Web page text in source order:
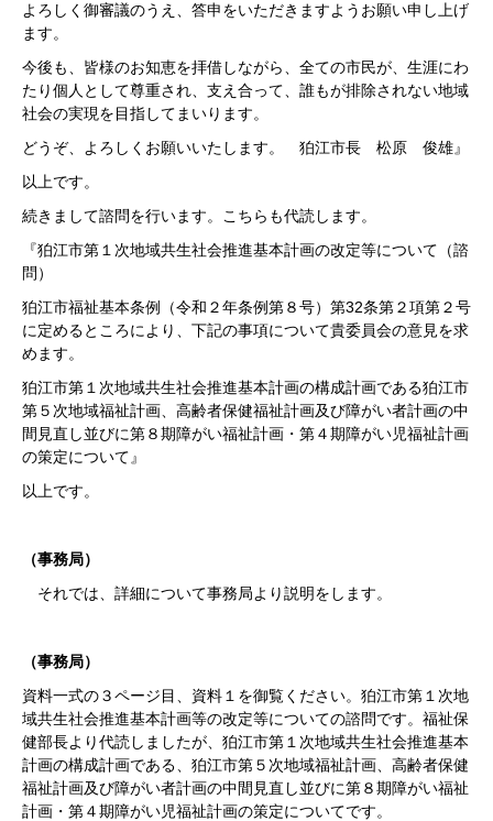
よろしく御審議のうえ、答申をいただきますようお願い申し上げ
ます。
今後も、皆様のお知恵を拝借しながら、全ての市民が、生涯にわ
たり個人として尊重され、支え合って、誰もが排除されない地域
社会の実現を目指してまいります。
どうぞ、よろしくお願いいたします。 狛江市長 松原 俊雄』
以上です。
続きまして諮問を行います。こちらも代読します。
『狛江市第１次地域共生社会推進基本計画の改定等について（諮
問）
狛江市福祉基本条例（令和２年条例第８号）第32条第２項第２号
に定めるところにより、下記の事項について貴委員会の意見を求
めます。
狛江市第１次地域共生社会推進基本計画の構成計画である狛江市
第５次地域福祉計画、高齢者保健福祉計画及び障がい者計画の中
間見直し並びに第８期障がい福祉計画・第４期障がい児福祉計画
の策定について』
以上です。
（事務局）
それでは、詳細について事務局より説明をします。
（事務局）
資料一式の３ページ目、資料１を御覧ください。狛江市第１次地
域共生社会推進基本計画等の改定等についての諮問です。福祉保
健部長より代読しましたが、狛江市第１次地域共生社会推進基本
計画の構成計画である、狛江市第５次地域福祉計画、高齢者保健
福祉計画及び障がい者計画の中間見直し並びに第８期障がい福祉
計画・第４期障がい児福祉計画の策定についてです。